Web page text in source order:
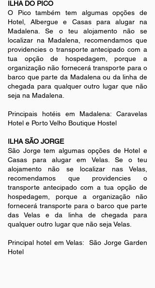
ILHA DO PICO
O Pico também tem algumas opções de
Hotel, Albergue e Casas para alugar na
Madalena. Se o teu alojamento não se
localizar na Madalena, recomendamos que
providencies o transporte antecipado com a
tua opção de hospedagem, porque a
organização não fornecerá transporte para o
barco que parte da Madalena ou da linha de
chegada para qualquer outro lugar que não
seja na Madalena.
Principais hotéis em Madalena: Caravelas
Hotel e Porto Velho Boutique Hostel
ILHA SÃO JORGE
São Jorge tem algumas opções de Hotel e
Casas para alugar em Velas. Se o teu
alojamento não se localizar nas Velas,
recomendamos que providencies o
transporte antecipado com a tua opção de
hospedagem, porque a organização não
fornecerá transporte para o barco que parte
das Velas e da linha de chegada para
qualquer outro lugar que não seja Velas.
Principal hotel em Velas: São Jorge Garden
Hotel